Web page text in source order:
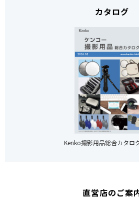
カタログ
Kenko撮影用品総合カタロ
直営店のご案